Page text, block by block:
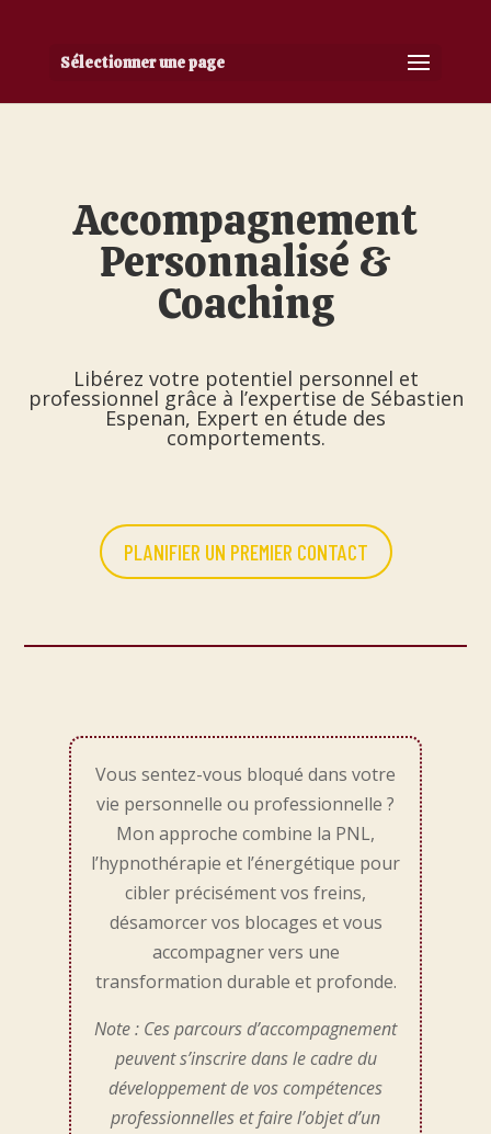
Sélectionner une page
Accompagnement
Personnalisé &
Coaching
Libérez votre potentiel personnel et
professionnel grâce à l’expertise de Sébastien
Espenan, Expert en étude des
comportements.
PLANIFIER UN PREMIER CONTACT
Vous sentez-vous bloqué dans votre
vie personnelle ou professionnelle ?
Mon approche combine la PNL,
l’hypnothérapie et l’énergétique pour
cibler précisément vos freins,
désamorcer vos blocages et vous
accompagner vers une
transformation durable et profonde.
Note : Ces parcours d’accompagnement
peuvent s’inscrire dans le cadre du
développement de vos compétences
professionnelles et faire l’objet d’un